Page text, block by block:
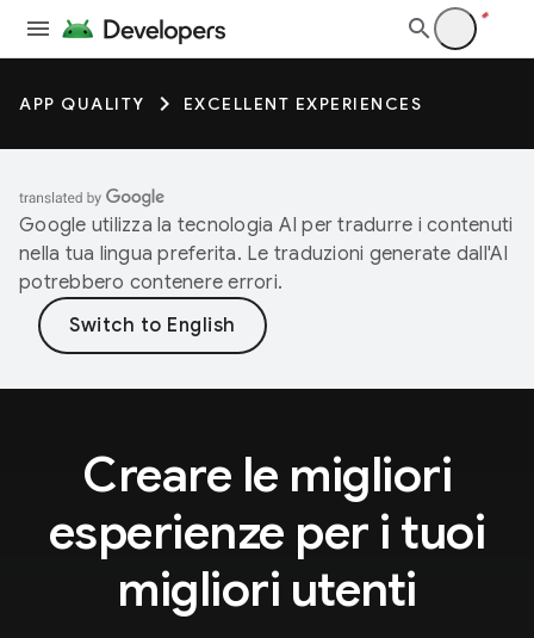
APP QUALITY EXCELLENT EXPERIENCES
Google utilizza la tecnologia AI per tradurre i contenuti
nella tua lingua preferita. Le traduzioni generate dall'AI
potrebbero contenere errori.
Creare le migliori
esperienze per i tuoi
migliori utenti